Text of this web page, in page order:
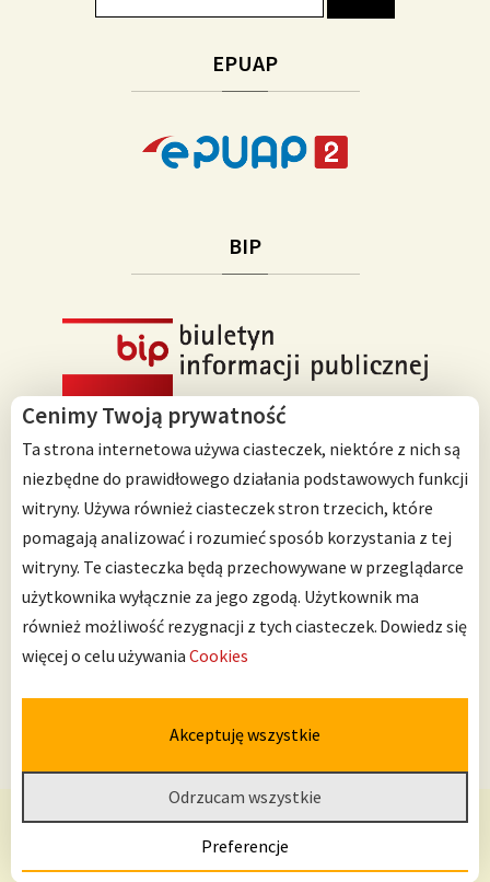
EPUAP
BIP
Przedszkole Integracyjne nr 125 im. Janusza Korczaka
ul. Ścinawska 10
53-642 Wrocław
Telefon: 71 798 67 64
Deklaracja dostępności
Cenimy Twoją prywatność
Ta strona internetowa używa ciasteczek, niektóre z nich są
niezbędne do prawidłowego działania podstawowych funkcji
witryny. Używa również ciasteczek stron trzecich, które
pomagają analizować i rozumieć sposób korzystania z tej
witryny. Te ciasteczka będą przechowywane w przeglądarce
użytkownika wyłącznie za jego zgodą. Użytkownik ma
również możliwość rezygnacji z tych ciasteczek. Dowiedz się
więcej o celu używania Cookies
Akceptuję wszystkie
Odrzucam wszystkie
Preferencje